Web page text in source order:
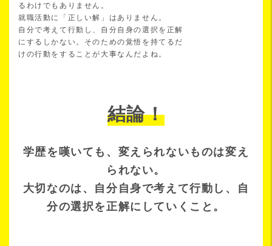
るわけでもありません。
就職活動に「正しい解」はありません。
自分で考えて行動し、自分自身の選択を正解
にするしかない。そのための覚悟を持てるだ
けの行動をすることが大事なんだよね。
結論！
学歴を嘆いても、変えられないものは変え
られない。
大切なのは、自分自身で考えて行動し、自
分の選択を正解にしていくこと。